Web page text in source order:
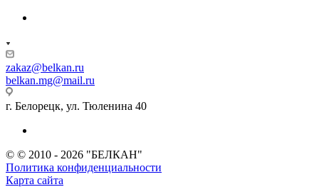
zakaz@belkan.ru
belkan.mg@mail.ru
г. Белорецк, ул. Тюленина 40
© © 2010 - 2026 "БЕЛКАН"
Политика конфиденциальности
Карта сайта